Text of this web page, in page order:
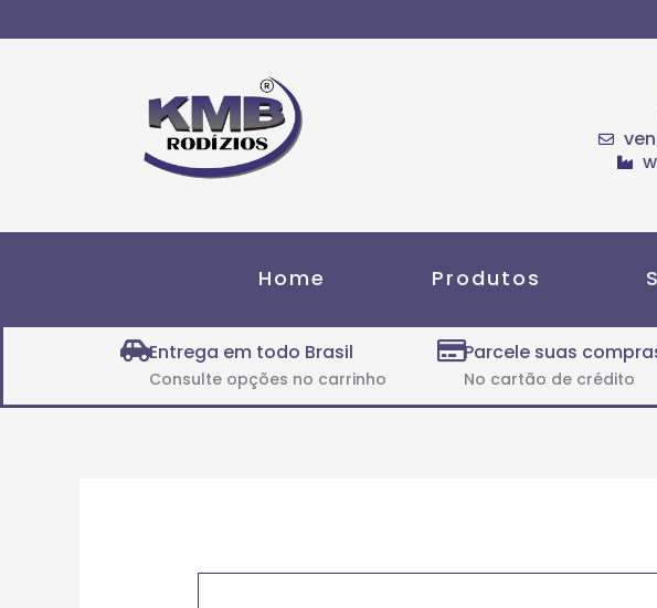
para
Home Produtos
Entrega em todo Brasil
Consulte opções no carrinho
Parcele suas
No cartão de crédito